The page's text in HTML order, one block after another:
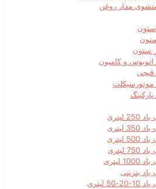
مدار روغن
ستون
و کامیون
لیتری
لیتری
لیتری
لیتری
لیتری
بنزینی
50 لیتری